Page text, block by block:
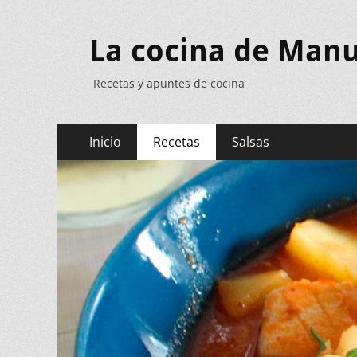
La cocina de
Recetas y apuntes de cocina
Menú
principal
Saltar
contenido
Inicio Recetas Salsas